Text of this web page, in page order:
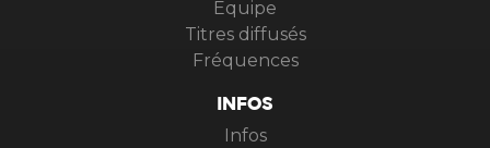
Equipe
Titres diffusés
Fréquences
INFOS
Infos